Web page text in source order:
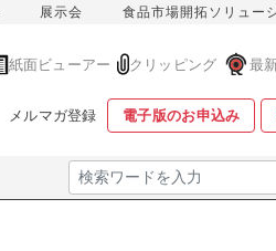
展示会 食品市場開拓ソリュー
紙面ビューアー クリッピング 最
メルマガ登録 電子版のお申込み